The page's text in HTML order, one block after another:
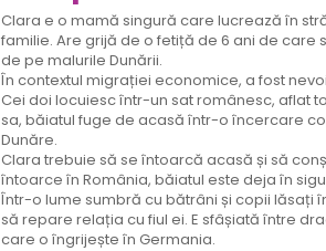
Clara e o mamă singură care lucrează în
familie. Are grijă de o fetiță de 6 ani de care
de pe malurile Dunării.
În contextul migrației economice, a fost
Cei doi locuiesc într-un sat românesc, aflat
sa, băiatul fuge de acasă într-o încercare
Dunăre.
Clara trebuie să se întoarcă acasă și să
întoarce în România, băiatul este deja în
Într-o lume sumbră cu bătrâni și copii lăsați
să repare relația cu fiul ei. E sfâșiată între
care o îngrijește în Germania.